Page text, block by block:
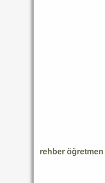
rehber öğretmen